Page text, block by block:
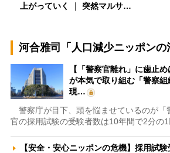
上がっていく ｜ 突然マルサ…
河合雅司「人口減少ニッポンの
【「警察官離れ」に歯止
が本気で取り組む「警察
現…
警察庁が目下、頭を悩ませているのが「
官の採用試験の受験者数は10年間で2分の1
【安全・安心ニッポンの危機】採用試